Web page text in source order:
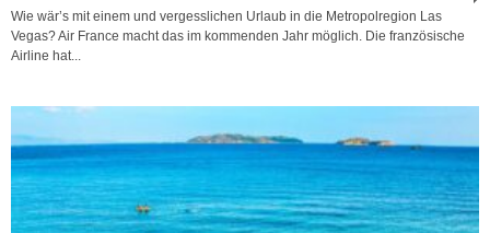
Wie wär’s mit einem und vergesslichen Urlaub in die Metropolregion Las
Vegas? Air France macht das im kommenden Jahr möglich. Die französische
Airline hat...